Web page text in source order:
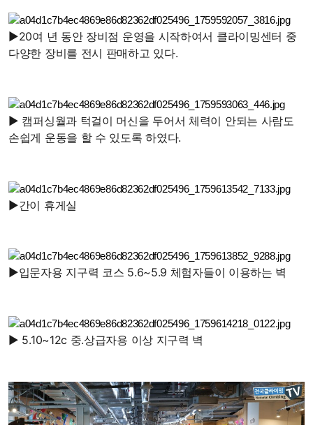
▶20여 년 동안 장비점 운영을 시작하여서 클라이밍센터 중
다양한 장비를 전시 판매하고 있다.
▶ 캠퍼싱월과 턱걸이 머신을 두어서 체력이 안되는 사람도
손쉽게 운동을 할 수 있도록 하였다.
▶간이 휴게실
▶입문자용 지구력 코스 5.6~5.9 체험자들이 이용하는 벽
▶ 5.10~12c 중.상급자용 이상 지구력 벽